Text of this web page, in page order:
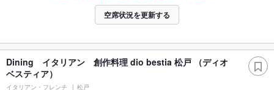
空席状況を更新する
Dining イタリアン 創作料理 dio bestia 松戸 （ディオ
ベスティア）
イタリアン・フレンチ 松戸